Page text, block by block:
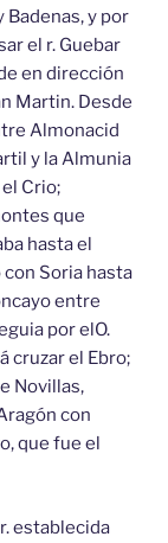
Badenas, y por
el r. Guebar
en dirección
Martin. Desde
Almonacid
y la Almunia
Crio;
que
hasta el
con Soria hasta
entre
por elO.
cruzar el Ebro;
Novillas,
con
que fue el
establecida